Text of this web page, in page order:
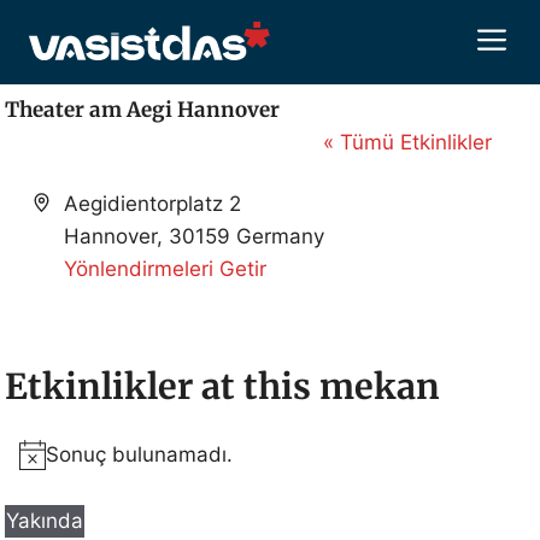
atla
Theater am Aegi Hannover
« Tümü Etkinlikler
A
Aegidientorplatz 2
Hannover, 30159 Germany
Yönlendirmeleri Getir
Etkinlikler at this mekan
N
o
t
Sonuç bulunamadı.
Yakında